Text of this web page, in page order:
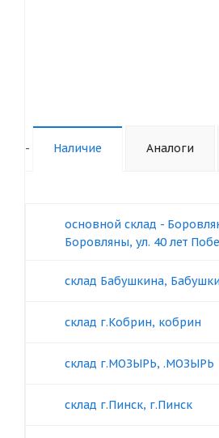
- Наличие Аналоги
основной склад -
Боровляны, ул. 40 лет
склад Бабушкина,
склад г.Кобрин, кобрин
склад г.МОЗЫРЬ, .МОЗЫРЬ
склад г.Пинск, г.Пинск